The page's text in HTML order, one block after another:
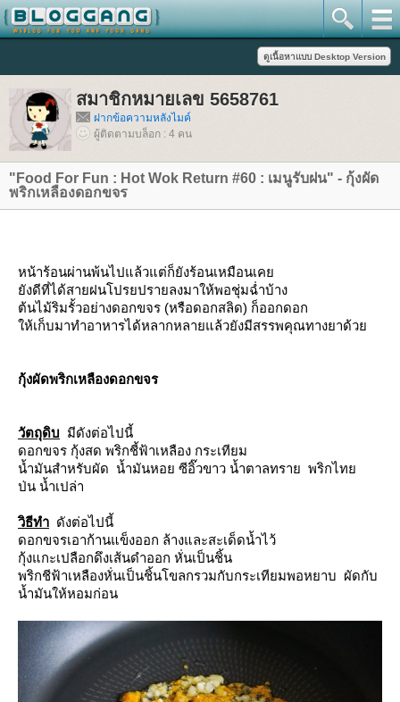
สมาชิกหมายเลข 5658761
ฝากข้อความหลังไมค์
ผู้ติดตามบล็อก : 4 คน
"Food For Fun : Hot Wok Return #60 : เมนูรับฝน" - กุ้งผัด
พริกเหลืองดอกขจร
หน้าร้อนผ่านพ้นไปแล้วแต่ก็ยังร้อนเหมือนเค
ังดีที่ได้สายฝนโปรยปรายลงมาให้พอชุ่มฉ่ำบ้าง
ต้นไม้ริมรั้วอย่างดอกขจร (หรือดอกสลิด) ก็ออกดอก
ห้เก็บมาทำอาหารได้หลากหลายแล้วยังมีสรรพคุณทางยาด้ว
กุ้งผัดพริกเหลืองดอกขจร
วัตถุดิบ มีดังต่อไปนี้
ดอกขจร กุ้งสด พริกชี้ฟ้าเหลือง กระเทียม
น้ำมันสำหรับผัด น้ำมันหอย ซีอิ๊วขาว น้ำตาลทราย พริกไท
ป่น น้ำเปล่า
วิธีทำ ดังต่อไปนี้
ดอกขจรเอาก้านแข็งออก ล้างและสะเด็ดน้ำไว้
กุ้งแกะเปลือกดึงเส้นดำออก หั่นเป็นชิ้น
พริกชีฟ้าเหลืองหั่นเป็นชิ้นโขลกรวมกับกระเทียมพอหยาบ ผัดกับ
น้ำมันให้หอมก่อน